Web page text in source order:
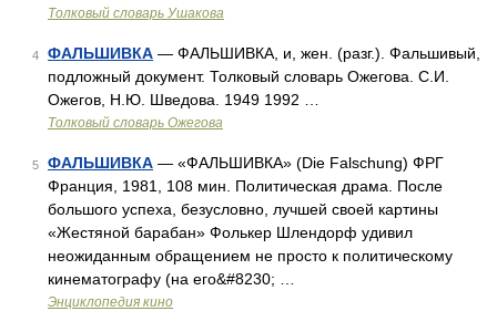
Толковый словарь Ушакова
4 ФАЛЬШИВКА — ФАЛЬШИВКА, и, жен. (разг.). Фальшивый,
подложный документ. Толковый словарь Ожегова. С.И.
Ожегов, Н.Ю. Шведова. 1949 1992 …
Толковый словарь Ожегова
5 ФАЛЬШИВКА — «ФАЛЬШИВКА» (Die Falschung) ФРГ
Франция, 1981, 108 мин. Политическая драма. После
большого успеха, безусловно, лучшей своей картины
«Жестяной барабан» Фолькер Шлендорф удивил
неожиданным обращением не просто к политическому
кинематографу (на его&#8230; …
Энциклопедия кино